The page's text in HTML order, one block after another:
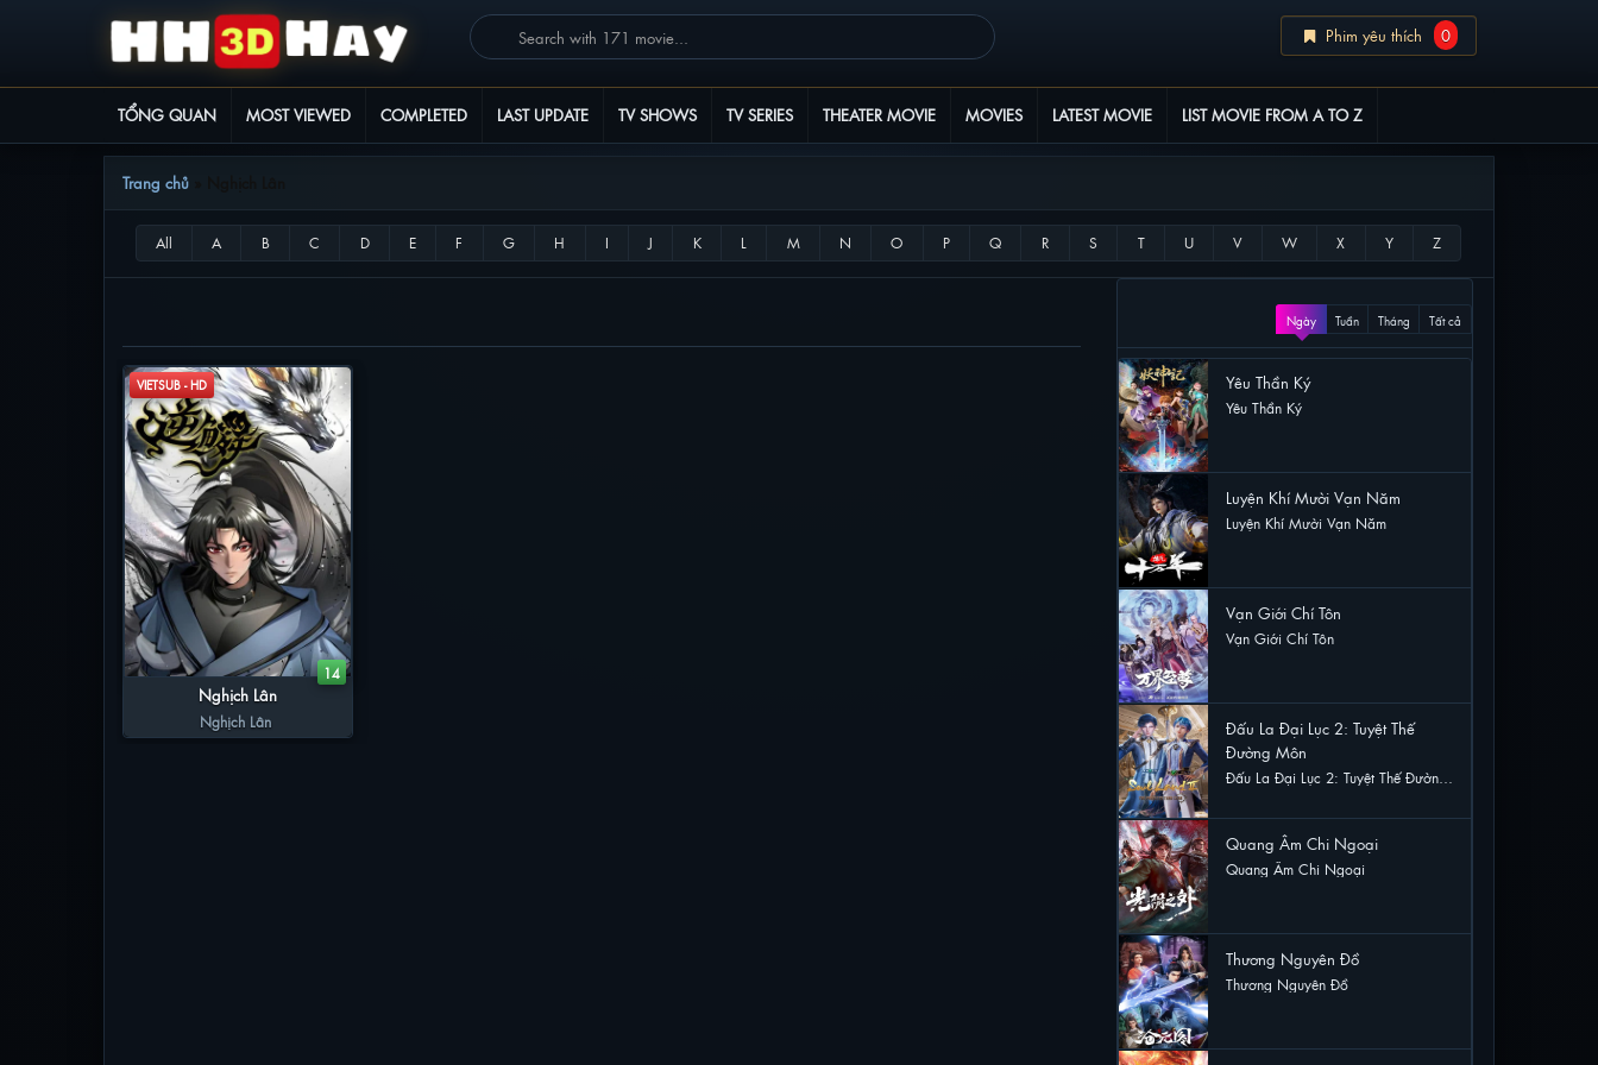
Phim yêu thích 0
TỔNG QUAN MOST VIEWED COMPLETED LAST UPDATE TV SHOWS TV SERIES THEATER MOVIE MOVIES LATEST MOVIE LIST MOVIE FROM A TO Z
Trang chủ
VIETSUB - HD
14
Nghịch Lân
Nghịch Lân
Ngày Tuần Tháng Tất cả
Yêu Thần Ký
Yêu Thần Ký
Luyện Khí Mười Vạn Năm
Luyện Khí Mười Vạn Năm
Vạn Giới Chí Tôn
Vạn Giới Chí Tôn
Đấu La Đại Lục 2: Tuyệt Thế
Đường Môn
Đấu La Đại Lục 2: Tuyệt Thế Đường
Quang Âm Chi Ngoại
Quang Âm Chi Ngoại
Thương Nguyên Đồ
Thương Nguyên Đồ